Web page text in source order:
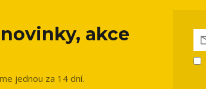
akce
jednou za 14 dní.